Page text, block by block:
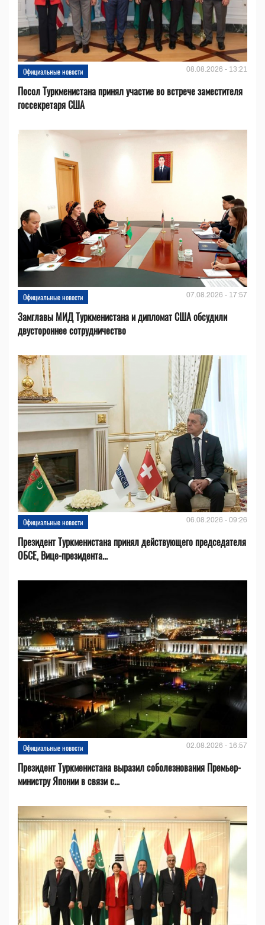
Официальные новости 08.08.2026 - 13:21
Посол Туркменистана принял участие во встрече заместителя
госсекретаря США
Официальные новости 07.08.2026 - 17:57
Замглавы МИД Туркменистана и дипломат США обсудили
двустороннее сотрудничество
Официальные новости 06.08.2026 - 09:26
Президент Туркменистана принял действующего председателя
ОБСЕ, Вице-президента...
Официальные новости 02.08.2026 - 16:57
Президент Туркменистана выразил соболезнования Премьер-
министру Японии в связи с...